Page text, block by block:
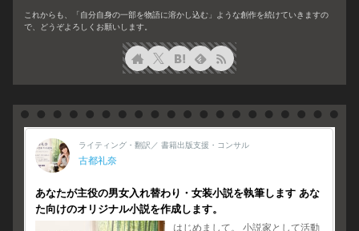
これからも、「自分自身の一部を物語に溶かし込む」ような創作を続けていきますの
で、どうぞよろしくお願いします。